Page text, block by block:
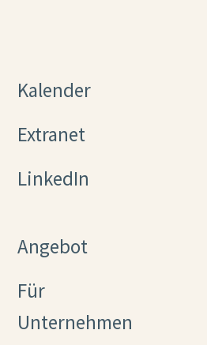
Kalender
Extranet
LinkedIn
Angebot
Für
Unternehmen